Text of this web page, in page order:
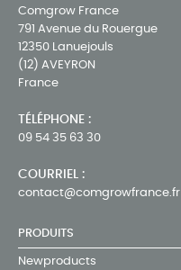
Comgrow France
791 Avenue du Rouergue
12350 Lanuejouls
(12) AVEYRON
France
TÉLÉPHONE :
09 54 35 63 30
COURRIEL :
contact@comgrowfrance.fr
PRODUITS
Newproducts